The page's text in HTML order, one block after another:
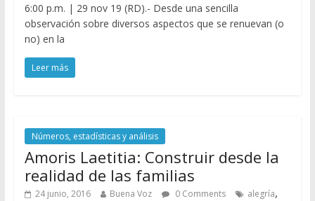
6:00 p.m. | 29 nov 19 (RD).- Desde una sencilla
observación sobre diversos aspectos que se renuevan (o
no) en la
Leer más
Números, estadísticas y análisis
Amoris Laetitia: Construir desde la
realidad de las familias
24 junio, 2016 Buena Voz 0 Comments alegría,